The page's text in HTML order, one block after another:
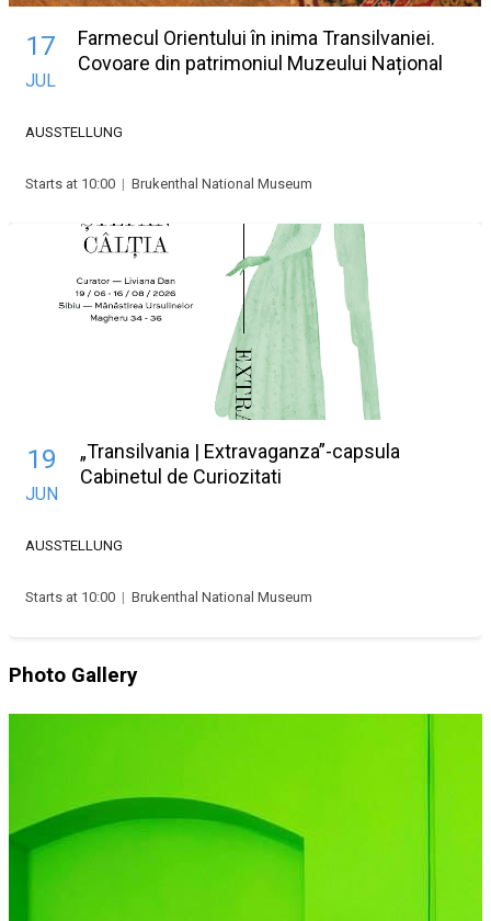
17
JUL
Farmecul Orientului în inima Transilvaniei.
Covoare din patrimoniul Muzeului Național
AUSSTELLUNG
Starts at 10:00 | Brukenthal National Museum
19
JUN
„Transilvania | Extravaganza”-capsula
Cabinetul de Curiozitati
AUSSTELLUNG
Starts at 10:00 | Brukenthal National Museum
Photo Gallery